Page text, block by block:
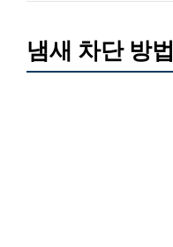
냄새 차단 방법